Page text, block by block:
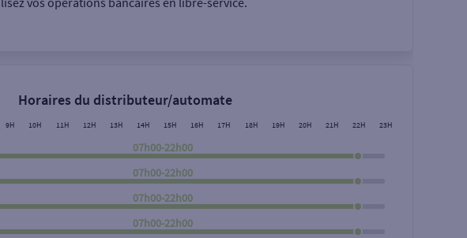
Retrait de monnaie €
Rechercher
Horaires du distributeur/automate
9H 10H 11H 12H 13H 14H 15H 16H 17H 18H 19H 20H 21H 22H 23H
07h00-22h00
07h00-22h00
07h00-22h00
07h00-22h00